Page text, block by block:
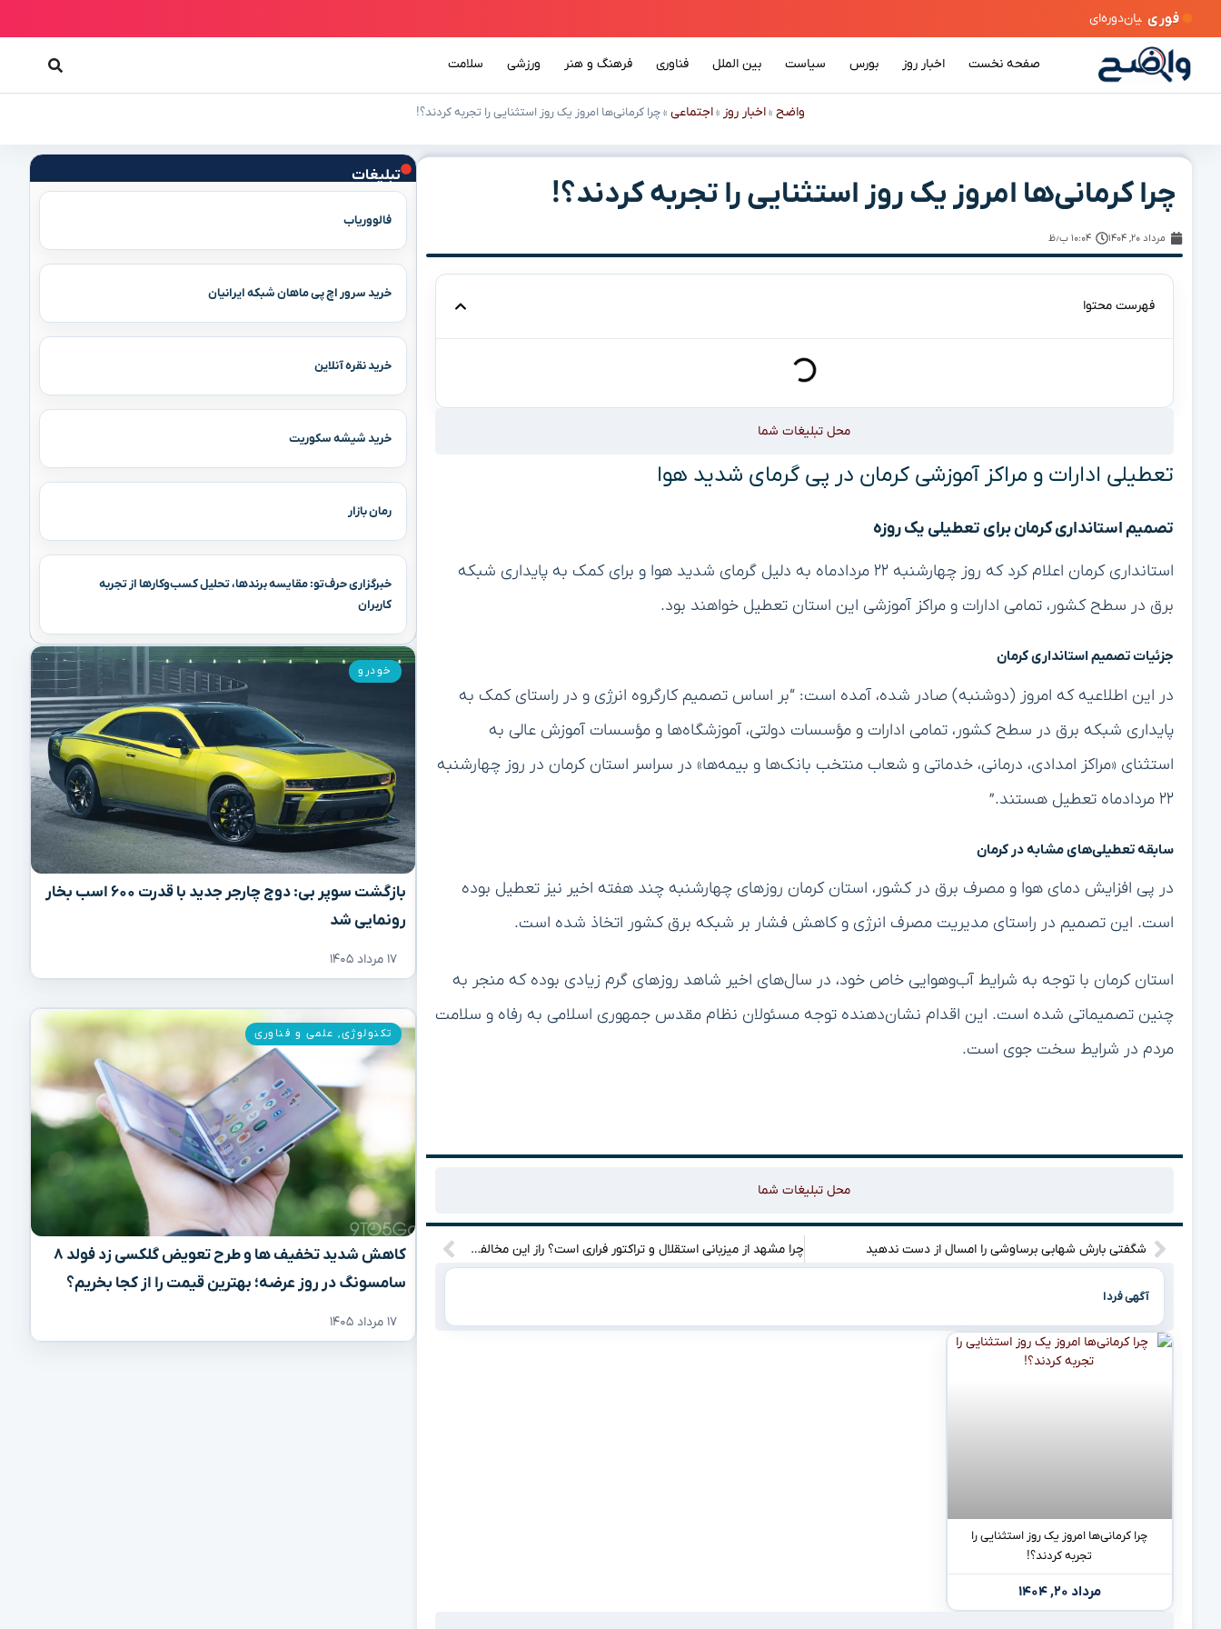
فوری
صفحه نخست اخبار روز بورس سیاست بین الملل فناوری فرهنگ و هنر ورزشی سلامت
واضح »اخبار روز »اجتماعی »چرا کرمانی‌ها امروز یک روز استثنایی را تجربه کردند؟!
تبلیغات
فالووریاب
خرید سرور اچ پی ماهان شبکه ایرانیان
خرید نقره آنلاین
خرید شیشه سکوریت
رمان بازار
خبرگزاری حرف‌تو: مقایسه برندها، تحلیل کسب‌وکارها از تجربه
کاربران
بازگشت سوپر بی: دوج چارجر جدید با قدرت ۶۰۰ اسب بخار
رونمایی شد
۱۷ مرداد ۱۴۰۵
خودرو
کاهش شدید تخفیف‌ ها و طرح تعویض گلکسی زد فولد ۸
سامسونگ در روز عرضه؛ بهترین قیمت را از کجا بخریم؟
۱۷ مرداد ۱۴۰۵
تکنولوژی, علمی و فناوری
چرا کرمانی‌ها امروز یک روز استثنایی را تجربه کردند؟!
مرداد ۲۰, ۱۴۰۴ ۱۰:۰۴ ب٫ظ
فهرست محتوا
محل تبلیغات شما
تعطیلی ادارات و مراکز آموزشی کرمان در پی گرمای شدید هوا
تصمیم استانداری کرمان برای تعطیلی یک روزه
استانداری کرمان اعلام کرد که روز چهارشنبه ۲۲ مردادماه به دلیل گرمای شدید هوا و برای کمک به پایداری شبکه
برق در سطح کشور، تمامی ادارات و مراکز آموزشی این استان تعطیل خواهند بود.
جزئیات تصمیم استانداری کرمان
در این اطلاعیه که امروز (دوشنبه) صادر شده، آمده است: “بر اساس تصمیم کارگروه انرژی و در راستای کمک به
پایداری شبکه برق در سطح کشور، تمامی ادارات و مؤسسات دولتی، آموزشگاه‌ها و مؤسسات آموزش عالی به
استثنای «مراکز امدادی، درمانی، خدماتی و شعاب منتخب بانک‌ها و بیمه‌ها» در سراسر استان کرمان در روز چهارشنبه
۲۲ مردادماه تعطیل هستند.”
سابقه تعطیلی‌های مشابه در کرمان
در پی افزایش دمای هوا و مصرف برق در کشور، استان کرمان روزهای چهارشنبه چند هفته اخیر نیز تعطیل بوده
است. این تصمیم در راستای مدیریت مصرف انرژی و کاهش فشار بر شبکه برق کشور اتخاذ شده است.
استان کرمان با توجه به شرایط آب‌وهوایی خاص خود، در سال‌های اخیر شاهد روزهای گرم زیادی بوده که منجر به
چنین تصمیماتی شده است. این اقدام نشان‌دهنده توجه مسئولان نظام مقدس جمهوری اسلامی به رفاه و سلامت
مردم در شرایط سخت جوی است.
محل تبلیغات شما
شگفتی بارش شهابی برساوشی را امسال از دست ندهید چرا مشهد از میزبانی استقلال و تراکتور فراری است؟ راز این مخالفت چیست؟
آگهی فردا
چرا کرمانی‌ها امروز یک روز استثنایی را
تجربه کردند؟!
مرداد ۲۰, ۱۴۰۴